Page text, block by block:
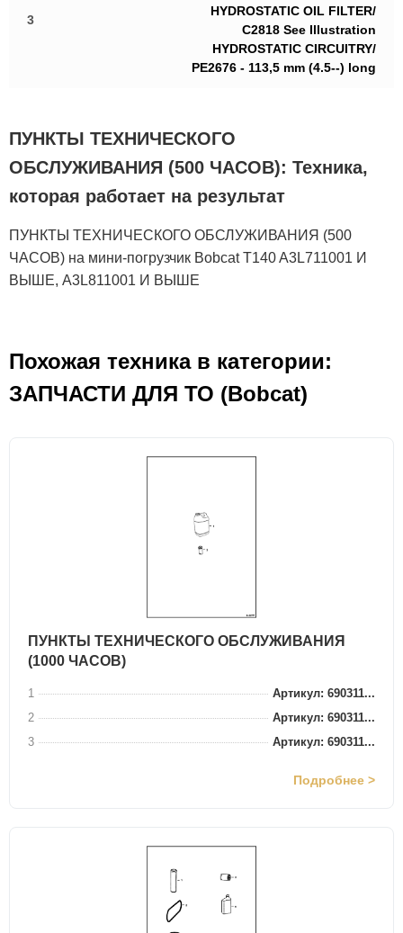
3
HYDROSTATIC OIL FILTER/
C2818 See Illustration
HYDROSTATIC CIRCUITRY/
PE2676 - 113,5 mm (4.5--) long
ПУНКТЫ ТЕХНИЧЕСКОГО
ОБСЛУЖИВАНИЯ (500 ЧАСОВ): Техника,
которая работает на результат
ПУНКТЫ ТЕХНИЧЕСКОГО ОБСЛУЖИВАНИЯ (500
ЧАСОВ) на мини-погрузчик Bobcat T140 A3L711001 И
ВЫШЕ, A3L811001 И ВЫШЕ
Похожая техника в категории:
ЗАПЧАСТИ ДЛЯ ТО (Bobcat)
ПУНКТЫ ТЕХНИЧЕСКОГО ОБСЛУЖИВАНИЯ
(1000 ЧАСОВ)
1
Артикул: 690311...
2
Артикул: 690311...
3
Артикул: 690311...
Подробнее >